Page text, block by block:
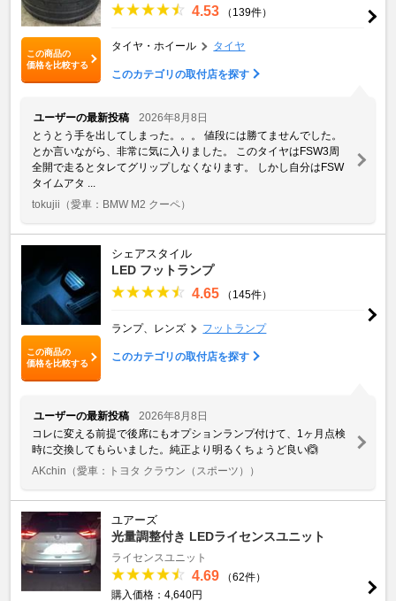
この商品の
価格を比較する
4.53 （139件）
タイヤ・ホイール タイヤ
このカテゴリの取付店を探す
ユーザーの最新投稿
2026年8月8日
とうとう手を出してしまった。。。 値段には勝てませんでした。
とか言いながら、非常に気に入りました。 このタイヤはFSW3周
全開で走るとタレてグリップしなくなります。 しかし自分はFSW
タイムアタ ...
tokujii （愛車：BMW M2 クーペ）
この商品の
価格を比較する
シェアスタイル
LED フットランプ
4.65 （145件）
ランプ、レンズ フットランプ
このカテゴリの取付店を探す
ユーザーの最新投稿
2026年8月8日
コレに変える前提で後席にもオプションランプ付けて、1ヶ月点検
時に交換してもらいました。純正より明るくちょうど良い🙆
AKchin （愛車：トヨタ クラウン（スポーツ））
ユアーズ
光量調整付き LEDライセンスユニット
ライセンスユニット
4.69
（62件）
購入価格：4,640円